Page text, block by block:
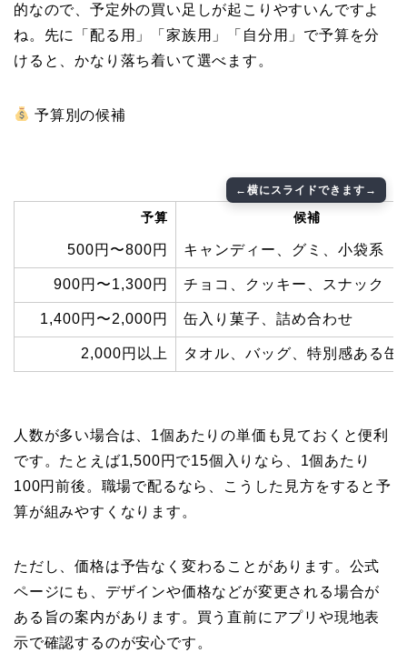
的なので、予定外の買い足しが起こりやすいんですよ
ね。先に「配る用」「家族用」「自分用」で予算を分
けると、かなり落ち着いて選べます。
予算別の候補
予算 候補
500円〜800円 キャンディー、グミ、小袋系
900円〜1,300円 チョコ、クッキー、スナック
1,400円〜2,000円 缶入り菓子、詰め合わせ
2,000円以上 タオル、バッグ、特別感ある缶
人数が多い場合は、1個あたりの単価も見ておくと便利
です。たとえば1,500円で15個入りなら、1個あたり
100円前後。職場で配るなら、こうした見方をすると予
算が組みやすくなります。
ただし、価格は予告なく変わることがあります。公式
ページにも、デザインや価格などが変更される場合が
ある旨の案内があります。買う直前にアプリや現地表
示で確認するのが安心です。